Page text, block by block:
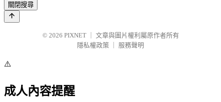
關閉搜尋
© 2026 PIXNET
文章與圖片權利屬原作者所有
隱私權政策
服務聲明
⚠️
成人內容提醒